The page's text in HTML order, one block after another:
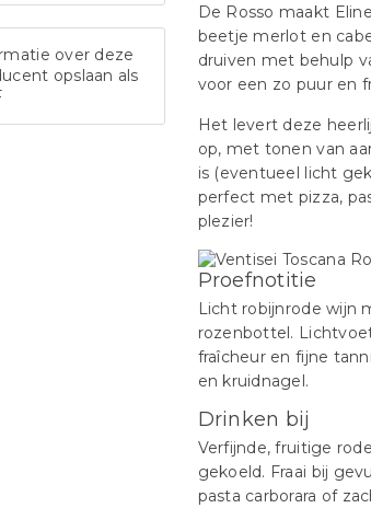
over deze
opslaan als
De Rosso maakt
beetje merlot en
druiven met behulp
voor een zo puur en
Het levert deze
op, met tonen van
is (eventueel licht
perfect met pizza,
plezier!
Proefnotitie
Licht robijnrode wijn
rozenbottel.
fraîcheur en fijne
en kruidnagel.
Drinken bij
Verfijnde, fruitige
gekoeld. Fraai bij
pasta carborara of